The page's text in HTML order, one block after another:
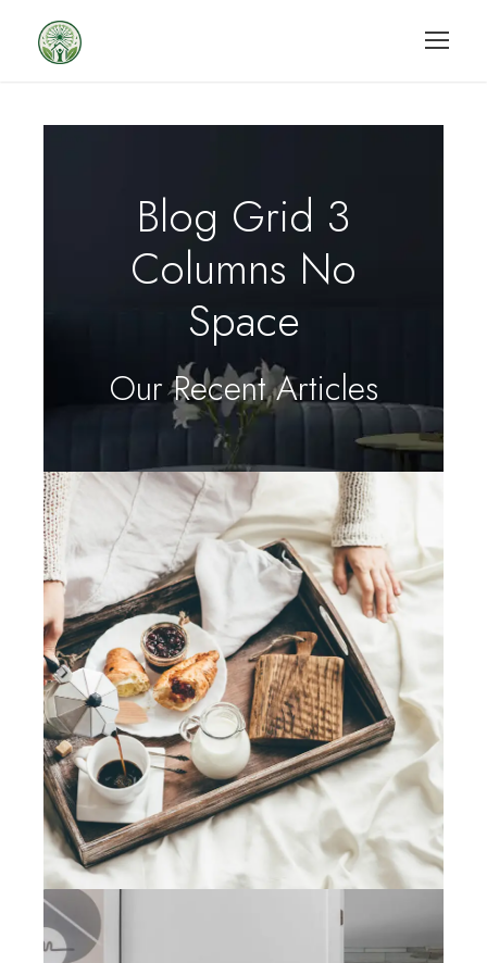
Blog Grid 3
Columns No
Space
Our Recent Articles
12/17/2021
S.DONNATE@ORANGE.FR